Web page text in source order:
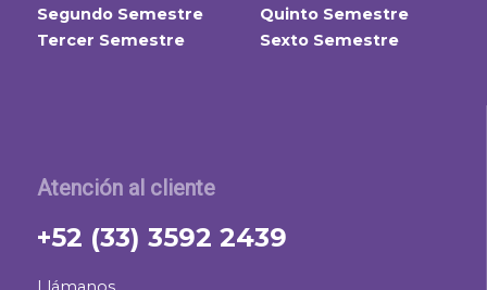
Atención al cliente
+52 (33) 3592 2439
Segundo Semestre
Tercer Semestre
Quinto Semestre
Sexto Semestre